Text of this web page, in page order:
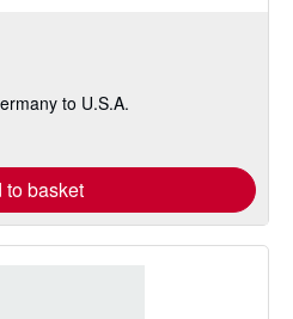
to U.S.A.
to basket